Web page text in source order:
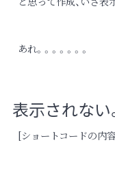
あれ。。。。。。。
表示されない
[ショートコードの内